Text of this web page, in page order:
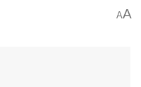
AA